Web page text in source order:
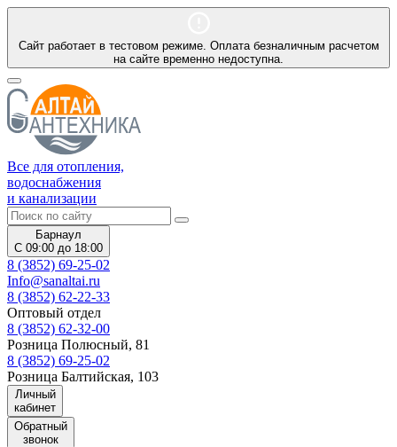
Сайт работает в тестовом режиме. Оплата безналичным расчетом
на сайте временно недоступна.
Все для отопления,
водоснабжения
и канализации
Барнаул
С 09:00 до 18:00
8 (3852) 69-25-02
Info@sanaltai.ru
8 (3852) 62-22-33
Оптовый отдел
8 (3852) 62-32-00
Розница Полюсный, 81
8 (3852) 69-25-02
Розница Балтийская, 103
Личный
кабинет
Обратный
звонок